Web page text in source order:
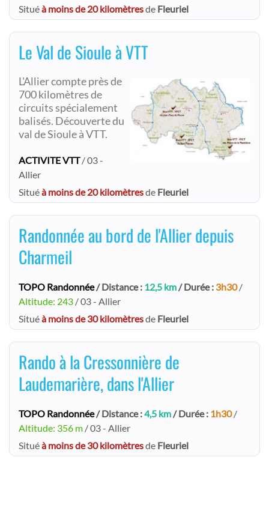
Situéà moins de 20 kilomètresde Fleuriel
Le Val de Sioule à VTT
L'Allier compte près de
700 kilomètres de
circuits spécialement
balisés. Découverte du
val de Sioule à VTT.
ACTIVITE VTT/ 03 -
Allier
Situéà moins de 20 kilomètresde Fleuriel
Randonnée au bord de l'Allier depuis
Charmeil
TOPO Randonnée/ Distance : 12,5 km/ Durée : 3h30/
Altitude: 243 / 03 - Allier
Situéà moins de 30 kilomètresde Fleuriel
Rando à la Cressonnière de
Laudemarière, dans l'Allier
TOPO Randonnée/ Distance :4,5 km/ Durée : 1h30/
Altitude: 356 m / 03 - Allier
Situéà moins de 30 kilomètresde Fleuriel